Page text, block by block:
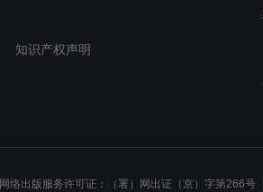
知识产权声明
网络出版服务许可证：（署）网出证（京）字第266号